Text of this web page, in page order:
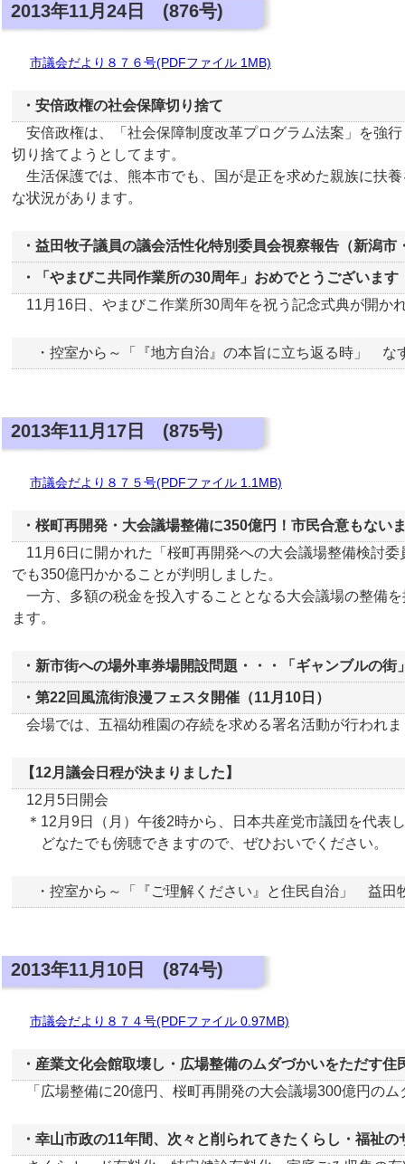
2013年11月24日 (876号)
市議会だより８７６号(PDFファイル 1MB)
・安倍政権の社会保障切り捨て
安倍政権は、「社会保障制度改革プログラム法案」を強
切り捨てようとしてます。
生活保護では、熊本市でも、国が是正を求めた親族に扶
な状況があります。
・益田牧子議員の議会活性化特別委員会視察報告（新潟市
・「やまびこ共同作業所の30周年」おめでとうございます
11月16日、やまびこ作業所30周年を祝う記念式典が開か
・控室から～「『地方自治』の本旨に立ち返る時」 な
2013年11月17日 (875号)
市議会だより８７５号(PDFファイル 1.1MB)
・桜町再開発・大会議場整備に350億円！市民合意もない
11月6日に開かれた「桜町再開発への大会議場整備検討
でも350億円かかることが判明しました。
一方、多額の税金を投入することとなる大会議場の整備
ます。
・新市街への場外車券場開設問題・・・「ギャンブルの
・第22回風流街浪漫フェスタ開催（11月10日）
会場では、五福幼稚園の存続を求める署名活動が行われま
【12月議会日程が決まりました】
12月5日開会
＊12月9日（月）午後2時から、日本共産党市議団を代表
どなたでも傍聴できますので、ぜひおいでください。
・控室から～「『ご理解ください』と住民自治」 益田
2013年11月10日 (874号)
市議会だより８７４号(PDFファイル 0.97MB)
・産業文化会館取壊し・広場整備のムダづかいをただす
「広場整備に20億円、桜町再開発の大会議場300億円の
・幸山市政の11年間、次々と削られてきたくらし・福祉の